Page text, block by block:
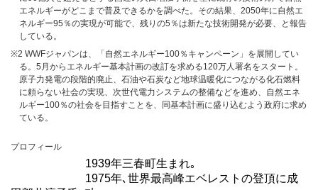
エネルギーがどこまで普及できるかを調べた。その結果、2050年に自然エ
ネルギー95％の実現が可能で、残りの5％は新たな技術開発が必要、と報告
している。
※2 WWFジャパンは、「自然エネルギー100％キャンペーン」を展開してい
る。5月からエネルギー基本計画の改訂を求める120万人署名をスタート。
原子力発電の段階的廃止、石油や石炭など地球温暖化につながる化石燃料
に頼らない社会の実現、次世代電力システムの整備などを進め、自然エネ
ルギー100％の社会を目指すことを、同基本計画に盛り込むよう政府に求め
ている。
プロフィール
1939年三春町生まれ｡
1975年､世界最高峰エベレストの登頂に成